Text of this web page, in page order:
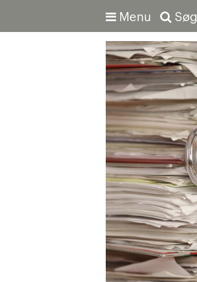
Menu Søg
Avanceret søgning